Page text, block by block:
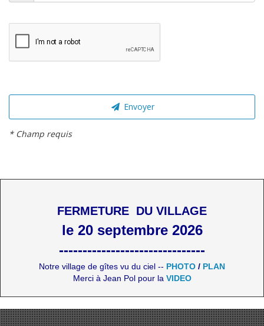
Envoyer
* Champ requis
FERMETURE DU VILLAGE
le 20 septembre 2026
-------------------------------
Notre village de gîtes vu du ciel -- PHOTO / PLAN
Merci à Jean Pol pour la VIDEO